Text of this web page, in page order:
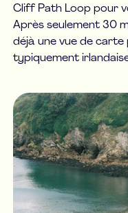
Cliff Path Loop pour
Après seulement 30
déjà une vue de carte
typiquement